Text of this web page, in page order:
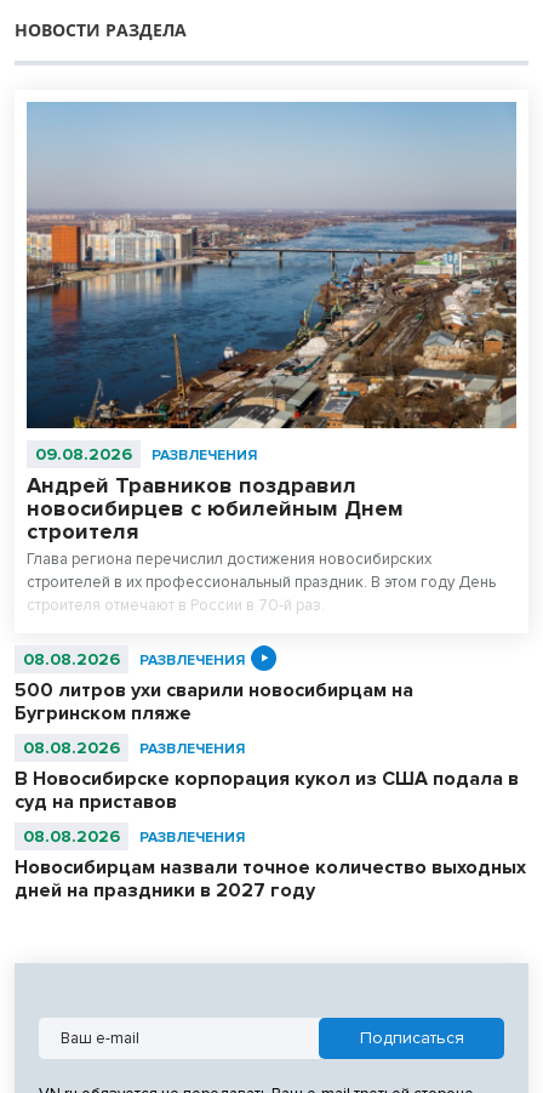
НОВОСТИ РАЗДЕЛА
09.08.2026 РАЗВЛЕЧЕНИЯ
Андрей Травников поздравил
новосибирцев с юбилейным Днем
строителя
Глава региона перечислил достижения новосибирских
строителей в их профессиональный праздник. В этом году День
строителя отмечают в России в 70-й раз.
08.08.2026 РАЗВЛЕЧЕНИЯ
500 литров ухи сварили новосибирцам на
Бугринском пляже
08.08.2026 РАЗВЛЕЧЕНИЯ
В Новосибирске корпорация кукол из США подала в
суд на приставов
08.08.2026 РАЗВЛЕЧЕНИЯ
Новосибирцам назвали точное количество выходных
дней на праздники в 2027 году